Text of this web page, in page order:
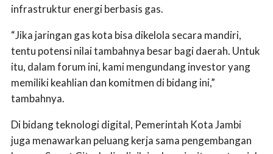
infrastruktur energi berbasis gas.
“Jika jaringan gas kota bisa dikelola secara mandiri,
tentu potensi nilai tambahnya besar bagi daerah. Untuk
itu, dalam forum ini, kami mengundang investor yang
memiliki keahlian dan komitmen di bidang ini,”
tambahnya.
Di bidang teknologi digital, Pemerintah Kota Jambi
juga menawarkan peluang kerja sama pengembangan